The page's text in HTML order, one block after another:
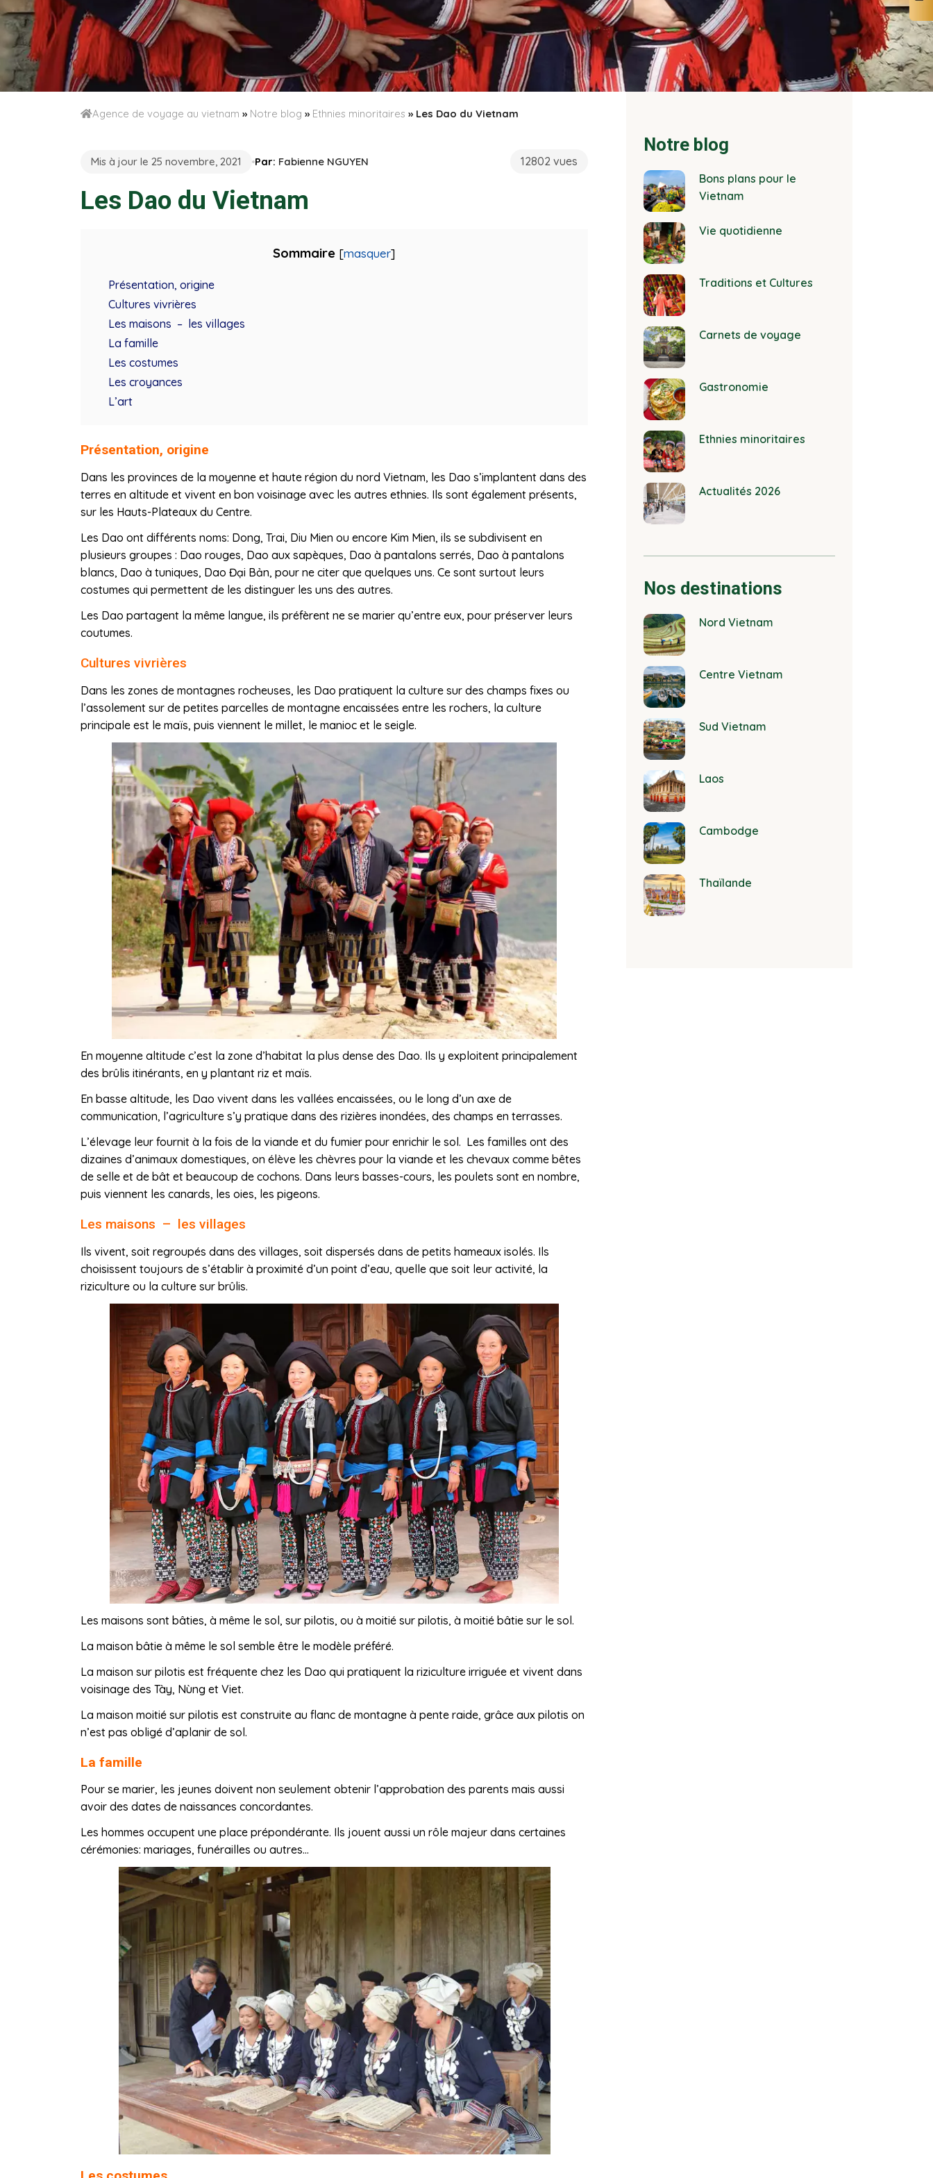
Agence de voyage au vietnam » Notre blog » Ethnies minoritaires » Les Dao du Vietnam
Mis à jour le 25 novembre, 2021 Par: Fabienne NGUYEN 12802 vues
Les Dao du Vietnam
Sommaire [masquer]
Présentation, origine
Cultures vivrières
Les maisons – les villages
La famille
Les costumes
Les croyances
L’art
Présentation, origine
Dans les provinces de la moyenne et haute région du nord Vietnam, les Dao s’implantent dans des
terres en altitude et vivent en bon voisinage avec les autres ethnies. Ils sont également présents,
sur les Hauts-Plateaux du Centre.
Les Dao ont différents noms: Dong, Trai, Diu Mien ou encore Kim Mien, ils se subdivisent en
plusieurs groupes : Dao rouges, Dao aux sapèques, Dao à pantalons serrés, Dao à pantalons
blancs, Dao à tuniques, Dao Đại Bản, pour ne citer que quelques uns. Ce sont surtout leurs
costumes qui permettent de les distinguer les uns des autres.
Les Dao partagent la même langue, ils préfèrent ne se marier qu’entre eux, pour préserver leurs
coutumes.
Cultures vivrières
Dans les zones de montagnes rocheuses, les Dao pratiquent la culture sur des champs fixes ou
l’assolement sur de petites parcelles de montagne encaissées entre les rochers, la culture
principale est le maïs, puis viennent le millet, le manioc et le seigle.
En moyenne altitude c’est la zone d’habitat la plus dense des Dao. Ils y exploitent principalement
des brûlis itinérants, en y plantant riz et maïs.
En basse altitude, les Dao vivent dans les vallées encaissées, ou le long d’un axe de
communication, l’agriculture s’y pratique dans des rizières inondées, des champs en terrasses.
L’élevage leur fournit à la fois de la viande et du fumier pour enrichir le sol. Les familles ont des
dizaines d’animaux domestiques, on élève les chèvres pour la viande et les chevaux comme bêtes
de selle et de bât et beaucoup de cochons. Dans leurs basses-cours, les poulets sont en nombre,
puis viennent les canards, les oies, les pigeons.
Les maisons – les villages
Ils vivent, soit regroupés dans des villages, soit dispersés dans de petits hameaux isolés. Ils
choisissent toujours de s’établir à proximité d’un point d’eau, quelle que soit leur activité, la
riziculture ou la culture sur brûlis.
Les maisons sont bâties, à même le sol, sur pilotis, ou à moitié sur pilotis, à moitié bâtie sur le sol.
La maison bâtie à même le sol semble être le modèle préféré.
La maison sur pilotis est fréquente chez les Dao qui pratiquent la riziculture irriguée et vivent dans
voisinage des Tày, Nùng et Viet.
La maison moitié sur pilotis est construite au flanc de montagne à pente raide, grâce aux pilotis on
n’est pas obligé d’aplanir de sol.
La famille
Pour se marier, les jeunes doivent non seulement obtenir l’approbation des parents mais aussi
avoir des dates de naissances concordantes.
Les hommes occupent une place prépondérante. Ils jouent aussi un rôle majeur dans certaines
cérémonies: mariages, funérailles ou autres…
Notre blog
Bons plans pour le
Vietnam
Vie quotidienne
Traditions et Cultures
Carnets de voyage
Gastronomie
Ethnies minoritaires
Actualités 2026
Nos destinations
Nord Vietnam
Centre Vietnam
Sud Vietnam
Laos
Cambodge
Thaïlande